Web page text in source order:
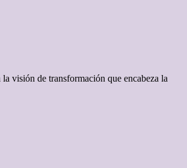
visión de transformación que encabeza la